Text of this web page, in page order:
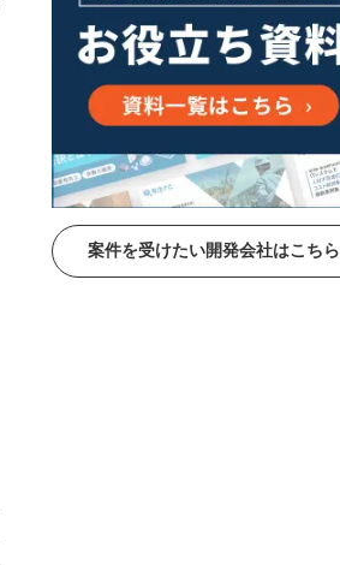
案件を受けたい開発会社はこちら